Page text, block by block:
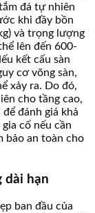
đá tự nhiên
khi đầy bồn
và trọng lượng
lên đến 600-
kết cấu sàn
cơ võng sàn,
xảy ra. Do đó,
cho tầng cao,
đánh giá khả
cố nếu cần
bảo an toàn cho
dài hạn
ban đầu của